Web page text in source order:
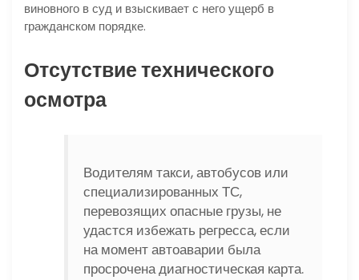
виновного в суд и взыскивает с него ущерб в
гражданском порядке.
Отсутствие технического
осмотра
Водителям такси, автобусов или
специализированных ТС,
перевозящих опасные грузы, не
удастся избежать регресса, если
на момент автоаварии была
просрочена диагностическая карта.